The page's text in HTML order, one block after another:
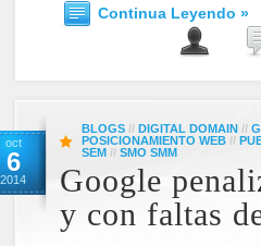
Continua Leyendo »
oct
6
2014
BLOGS // DIGITAL DOMAIN //
POSICIONAMIENTO WEB //
SEM // SMO SMM
Google
y con faltas